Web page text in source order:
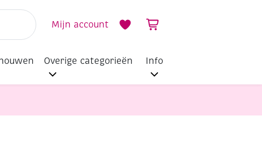
Mijn account
Overige categorieën Info